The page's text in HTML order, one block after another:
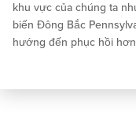
khu vực của chúng ta
biến Đông Bắc
hướng đến phục hồi